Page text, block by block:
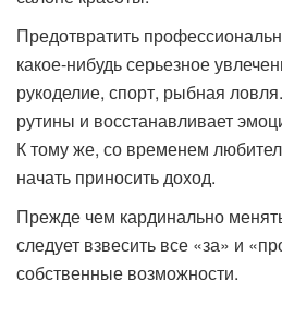
Предотвратить
какое-нибудь серьезное
рукоделие, спорт, рыбная
рутины и восстанавливает
К тому же, со временем
начать приносить доход.
Прежде чем кардинально
следует взвесить все «за» и
собственные возможности.